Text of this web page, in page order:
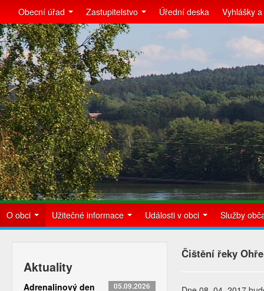
Obecní úřad Zastupitelstvo Úřední deska Vyhlášky
O obci Užitečné informace Události v obci Služby
Aktuality
Adrenalinový den 05.09.2026
Čištění řeky Ohře